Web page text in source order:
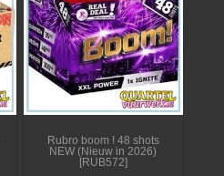
Rubro boom ! 48 shots
NEW (Nieuw in 2026)
[RUB572]